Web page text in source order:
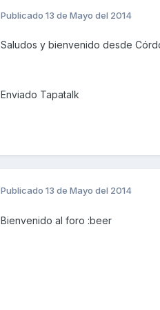
Publicado 13 de Mayo del 2014
Saludos y bienvenido desde
Enviado Tapatalk
Publicado 13 de Mayo del 2014
Bienvenido al foro :beer